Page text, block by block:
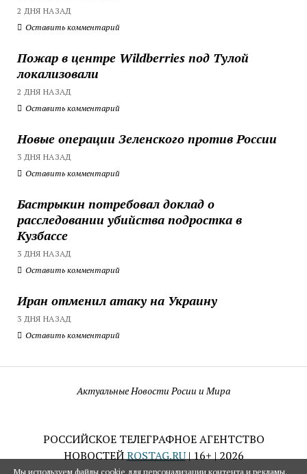
2 ДНЯ НАЗАД
Оставить комментарий
Пожар в центре Wildberries под Тулой
локализовали
2 ДНЯ НАЗАД
Оставить комментарий
Новые операции Зеленского против России
3 ДНЯ НАЗАД
Оставить комментарий
Бастрыкин потребовал доклад о
расследовании убийства подростка в
Кузбассе
3 ДНЯ НАЗАД
Оставить комментарий
Иран отменил атаку на Украину
3 ДНЯ НАЗАД
Оставить комментарий
Актуальные Новости Росии и Мира
РОССИЙСКОЕ ТЕЛЕГРАФНОЕ АГЕНТСТВО
НОВОСТЕЙROSTAG.RU| 16+ | 2026
Мы используем файлы cookie для персонализации контента и рекламы,